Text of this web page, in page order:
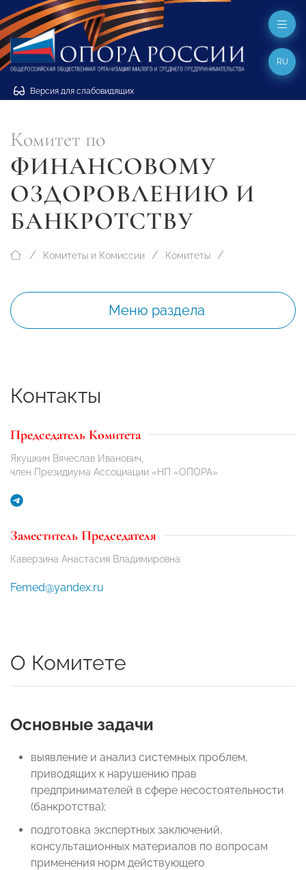
Версия для слабовидящих
RU
Комитет по
ФИНАНСОВОМУ
ОЗДОРОВЛЕНИЮ И
БАНКРОТСТВУ
Комитеты и Комиссии Комитеты
Меню раздела
Контакты
Председатель Комитета
Якушкин Вячеслав Иванович,
член Президиума Ассоциации «НП «ОПОРА»
Заместитель Председателя
Каверзина Анастасия Владимировна
Femed@yandex.ru
О Комитете
Основные задачи
выявление и анализ системных проблем,
приводящих к нарушению прав
предпринимателей в сфере несостоятельности
(банкротства);
подготовка экспертных заключений,
консультационных материалов по вопросам
применения норм действующего